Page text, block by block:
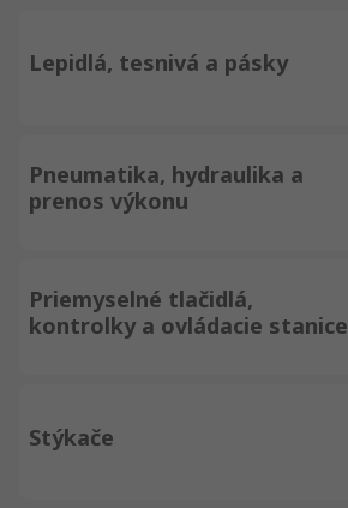
Lepidlá, tesnivá a pásky
Pneumatika, hydraulika a
prenos výkonu
Priemyselné tlačidlá,
kontrolky a ovládacie stanice
Stýkače